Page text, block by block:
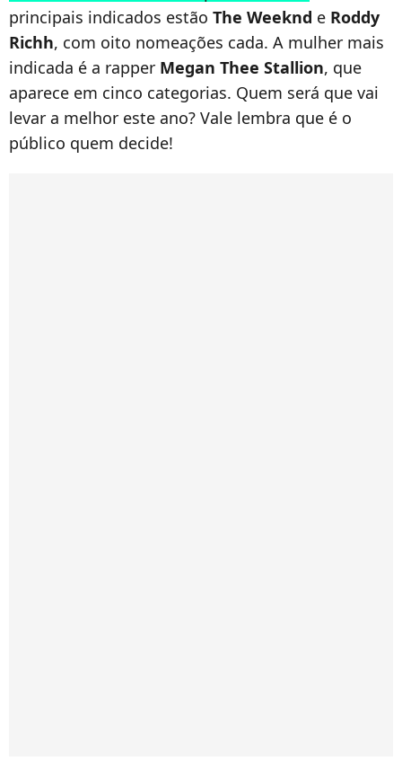
principais indicados estão The Weeknd e Roddy
Richh, com oito nomeações cada. A mulher mais
indicada é a rapper Megan Thee Stallion, que
aparece em cinco categorias. Quem será que vai
levar a melhor este ano? Vale lembra que é o
público quem decide!